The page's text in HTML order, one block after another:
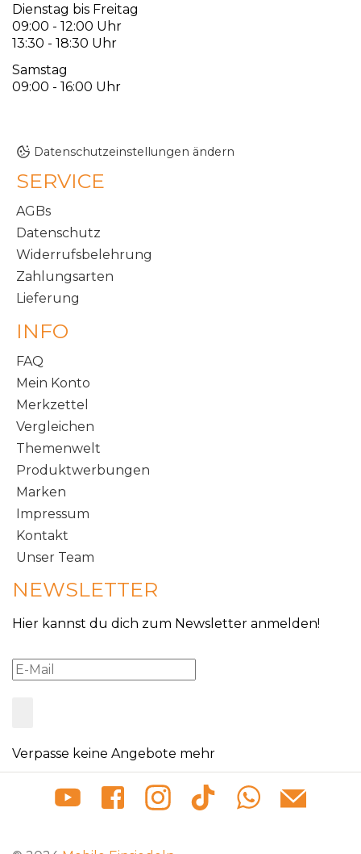
Dienstag bis Freitag
09:00 - 12:00 Uhr
13:30 - 18:30 Uhr
Samstag
09:00 - 16:00 Uhr
Datenschutzeinstellungen ändern
SERVICE
AGBs
Datenschutz
Widerrufsbelehrung
Zahlungsarten
Lieferung
INFO
FAQ
Mein Konto
Merkzettel
Vergleichen
Themenwelt
Produktwerbungen
Marken
Impressum
Kontakt
Unser Team
NEWSLETTER
Hier kannst du dich zum Newsletter anmelden!
Verpasse keine Angebote mehr